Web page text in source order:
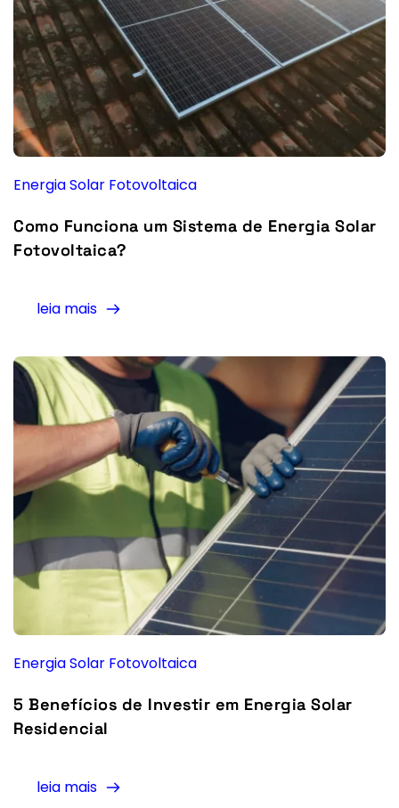
Energia Solar Fotovoltaica
Como Funciona um Sistema de Energia Solar
Fotovoltaica?
leia mais
Energia Solar Fotovoltaica
5 Benefícios de Investir em Energia Solar
Residencial
leia mais